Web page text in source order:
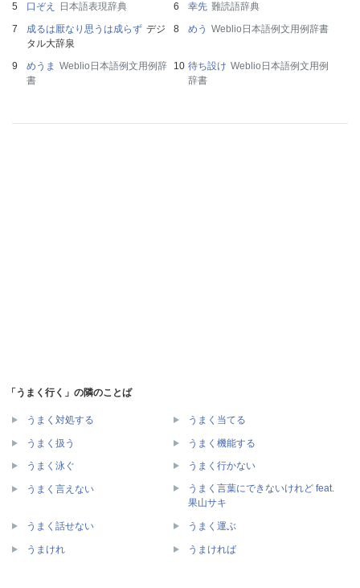
口ぞえ
日本語表現辞典 幸先 難読語辞典
成るは厭なり思うは成らず デジ
タル大辞泉
めう Weblio日本語例文用例辞書
めうま Weblio日本語例文用例辞
書
待ち設け Weblio日本語例文用例
辞書
「うまく行く」の隣のことば
うまく対処する うまく当てる
うまく扱う うまく機能する
うまく泳ぐ うまく行かない
うまく言えない
うまく言葉にできないけれど feat.
果山サキ
うまく話せない うまく運ぶ
うまけれ うまければ